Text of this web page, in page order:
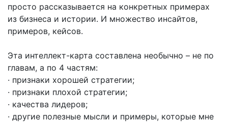
просто рассказывается на конкретных примерах
из бизнеса и истории. И множество инсайтов,
примеров, кейсов.
Эта интеллект-карта составлена необычно – не по
главам, а по 4 частям:
· признаки хорошей стратегии;
· признаки плохой стратегии;
· качества лидеров;
· другие полезные мысли и примеры, которые мне